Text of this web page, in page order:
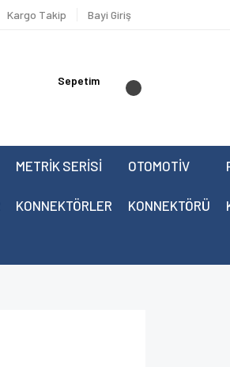
Kargo Takip Bayi Giriş
Sepetim
METRİK SERİSİ
KONNEKTÖRLER
OTOMOTİV
KONNEKTÖRÜ